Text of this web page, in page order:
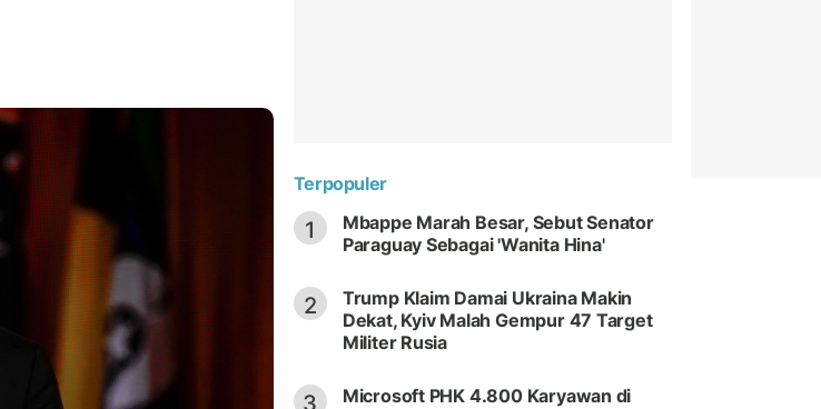
Terpopuler
1
Mbappe Marah Besar, Sebut Senator
Paraguay Sebagai 'Wanita Hina'
2
Trump Klaim Damai Ukraina Makin
Dekat, Kyiv Malah Gempur 47 Target
Militer Rusia
3
Microsoft PHK 4.800 Karyawan di